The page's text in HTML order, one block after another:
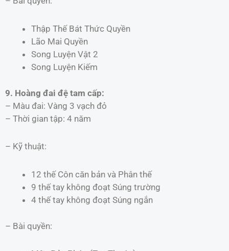
Thập Thế Bát Thức Quyền
Lão Mai Quyền
Song Luyện Vật 2
Song Luyện Kiếm
9. Hoàng đai đệ tam cấp:
– Màu đai: Vàng 3 vạch đỏ
– Thời gian tập: 4 năm
– Kỹ thuật:
12 thế Côn căn bản và Phân thế
9 thế tay không đoạt Súng trường
4 thế tay không đoạt Súng ngắn
– Bài quyền: